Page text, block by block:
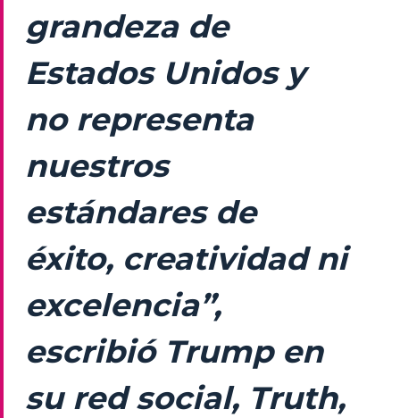
grandeza de
Estados Unidos y
no representa
nuestros
estándares de
éxito, creatividad ni
excelencia”,
escribió Trump en
su red social, Truth,